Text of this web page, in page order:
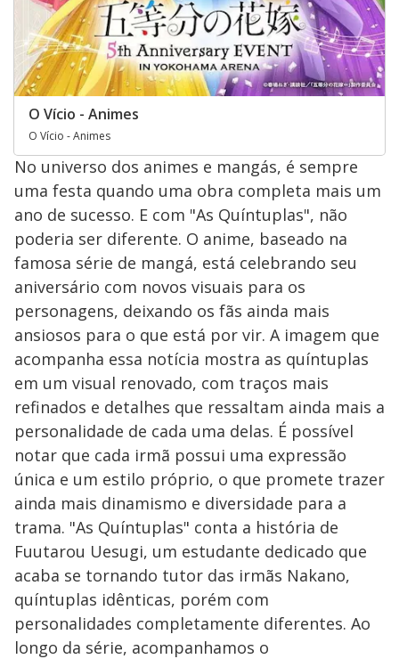
O Vício - Animes
O Vício - Animes
No universo dos animes e mangás, é sempre
uma festa quando uma obra completa mais um
ano de sucesso. E com "As Quíntuplas", não
poderia ser diferente. O anime, baseado na
famosa série de mangá, está celebrando seu
aniversário com novos visuais para os
personagens, deixando os fãs ainda mais
ansiosos para o que está por vir. A imagem que
acompanha essa notícia mostra as quíntuplas
em um visual renovado, com traços mais
refinados e detalhes que ressaltam ainda mais a
personalidade de cada uma delas. É possível
notar que cada irmã possui uma expressão
única e um estilo próprio, o que promete trazer
ainda mais dinamismo e diversidade para a
trama. "As Quíntuplas" conta a história de
Fuutarou Uesugi, um estudante dedicado que
acaba se tornando tutor das irmãs Nakano,
quíntuplas idênticas, porém com
personalidades completamente diferentes. Ao
longo da série, acompanhamos o